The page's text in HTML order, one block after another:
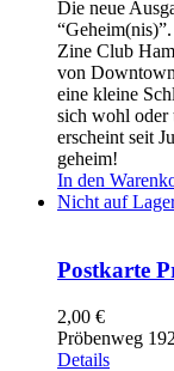
Die neue
Zine Club
von
eine kleine
sich wohl oder
erscheint seit
geheim!
In den
Nicht auf
Postkarte
2,00 €
Pröbenweg
Details